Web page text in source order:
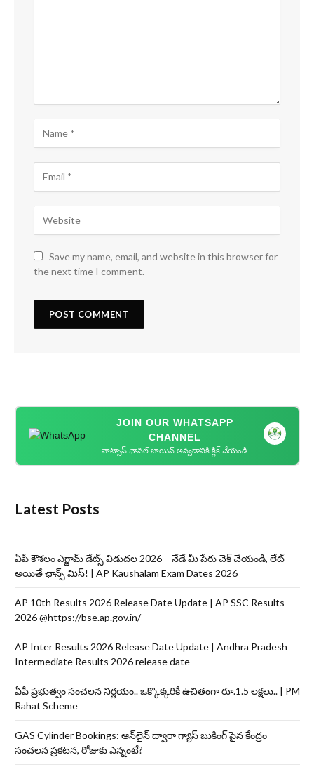
Save my name, email, and website in this browser for
the next time I comment.
JOIN OUR WHATSAPP
CHANNEL
వాట్సాప్ ఛానల్ జాయిన్ అవ్వడానికి క్లిక్ చేయండి
Latest Posts
ఏపీ కౌశలం ఎగ్జామ్ డేట్స్ విడుదల 2026 – నేడే మీ పేరు చెక్ చేయండి, లేట్
అయితే ఛాన్స్ మిస్! | AP Kaushalam Exam Dates 2026
AP 10th Results 2026 Release Date Update | AP SSC Results
2026 @https://bse.ap.gov.in/
AP Inter Results 2026 Release Date Update | Andhra Pradesh
Intermediate Results 2026 release date
ఏపీ ప్రభుత్వం సంచలన నిర్ణయం.. ఒక్కొక్కరికీ ఉచితంగా రూ.1.5 లక్షలు.. | PM
Rahat Scheme
GAS Cylinder Bookings: ఆన్‌లైన్‌ ద్వారా గ్యాస్ బుకింగ్ పైన కేంద్రం
సంచలన ప్రకటన, రోజుకు ఎన్నంటే?